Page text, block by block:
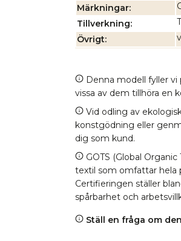
Märkningar
Tillverkning
Övrigt
Denna modell fyller vi
vissa av dem tillhöra en
Vid odling av
konstgödning eller
dig som kund.
GOTS (Global
textil som omfattar hela
Certifieringen ställer
spårbarhet och
Ställ en fråga om